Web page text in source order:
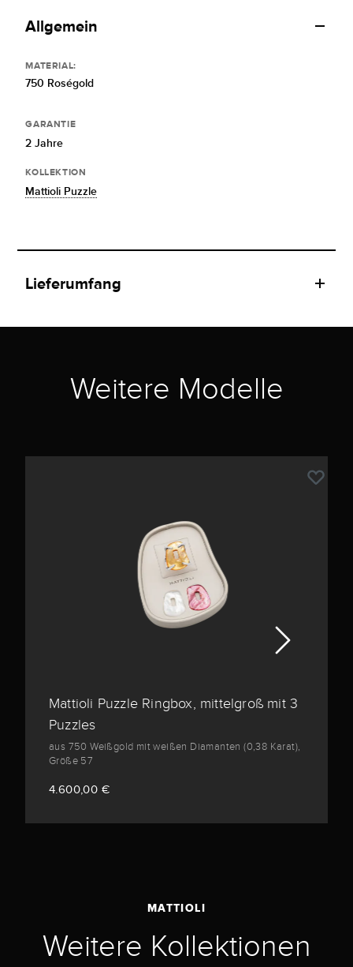
Allgemein
MATERIAL:
750 Roségold
GARANTIE
2 Jahre
KOLLEKTION
Mattioli Puzzle
Lieferumfang
Weitere Modelle
Mattioli Puzzle Ringbox, mittelgroß mit 3
Puzzles
aus 750 Weißgold mit weißen Diamanten (0,38 Karat),
Größe 57
4.600,00 €
MATTIOLI
Weitere Kollektionen